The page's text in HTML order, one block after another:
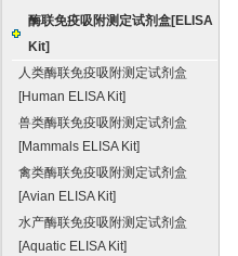
酶联免疫吸附测定试剂盒[ELISA
Kit]
人类酶联免疫吸附测定试剂盒
[Human ELISA Kit]
兽类酶联免疫吸附测定试剂盒
[Mammals ELISA Kit]
禽类酶联免疫吸附测定试剂盒
[Avian ELISA Kit]
水产酶联免疫吸附测定试剂盒
[Aquatic ELISA Kit]